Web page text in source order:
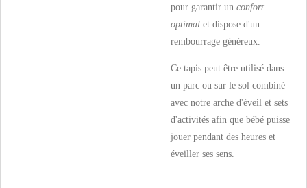
pour garantir un confort
optimal et dispose d'un
rembourrage généreux.
Ce tapis peut être utilisé dans
un parc ou sur le sol combiné
avec notre arche d'éveil et sets
d'activités afin que bébé puisse
jouer pendant des heures et
éveiller ses sens.